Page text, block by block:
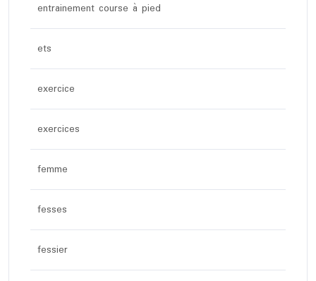
entrainement course à pied
ets
exercice
exercices
femme
fesses
fessier